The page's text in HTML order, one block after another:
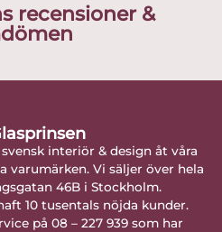
recensioner &
interiör & design åt våra
varumärken. Vi säljer över hela
46B i Stockholm.
10 tusentals nöjda kunder.
på 08 – 227 939 som har